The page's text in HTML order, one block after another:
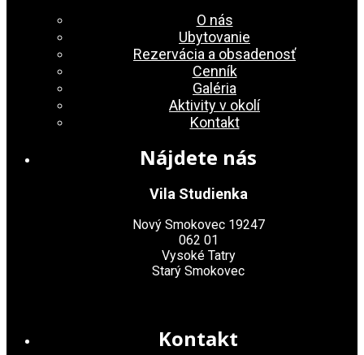
O nás
Ubytovanie
Rezervácia a obsadenosť
Cenník
Galéria
Aktivity v okolí
Kontakt
Nájdete nás
Vila Studienka
Nový Smokovec 19247
062 01
Vysoké Tatry
Starý Smokovec
Kontakt